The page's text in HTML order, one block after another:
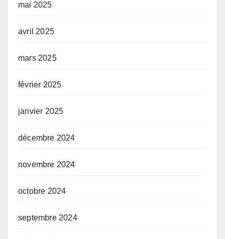
mai 2025
avril 2025
mars 2025
février 2025
janvier 2025
décembre 2024
novembre 2024
octobre 2024
septembre 2024